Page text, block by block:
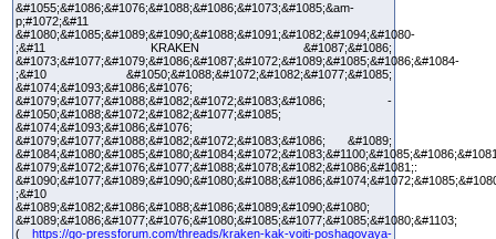
&#1055;&#1086;&#1076;&#1088;&#1086;&#1073;&#1085;&am-
p;#1072;&#11
&#1080;&#1085;&#1089;&#1090;&#1088;&#1091;&#1082;&#1094;&#1080-
;&#11 KRAKEN &#1087;&#1086;
&#1073;&#1077;&#1079;&#1086;&#1087;&#1072;&#1089;&#1085;&#1086;&#1084-
;&#10 &#1050;&#1088;&#1072;&#1082;&#1077;&#1085;
&#1074;&#1093;&#1086;&#1076;
&#1079;&#1077;&#1088;&#1082;&#1072;&#1083;&#1086; -
&#1050;&#1088;&#1072;&#1082;&#1077;&#1085;
&#1074;&#1093;&#1086;&#1076;
&#1079;&#1077;&#1088;&#1082;&#1072;&#1083;&#1086; &#1089;
&#1079;&#1072;&#1076;&#1077;&#1088;&#1078;&#1082;&#1086;&#1081;:
;&#10
&#1089;&#1082;&#1086;&#1088;&#1086;&#1089;&#1090;&#1080;
&#1089;&#1086;&#1077;&#1076;&#1080;&#1085;&#1077;&#1085;&#1080;&#1103;
( https://go-pressforum.com/threads/kraken-kak-voiti-poshagovaya-